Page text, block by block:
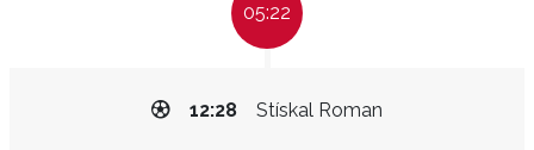
05:22
Stískal Roman
12:28